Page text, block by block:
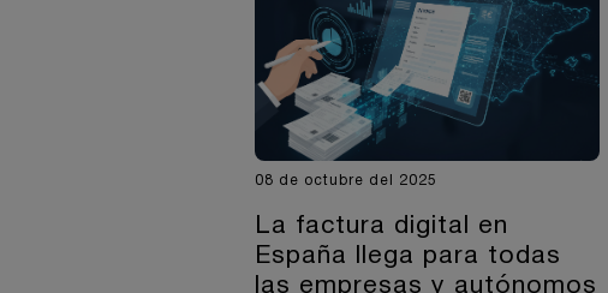
08 de octubre del 2025
La factura digital en
España llega para todas
las empresas y autónomos